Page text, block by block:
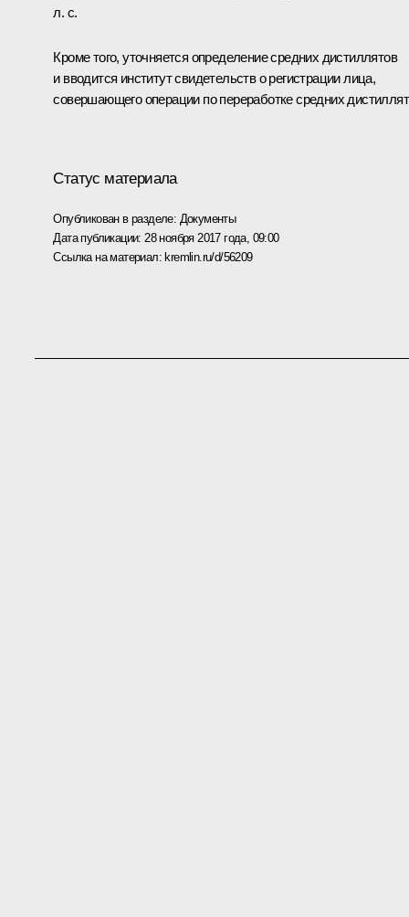
л. с.
Кроме того, уточняется определение средних дистиллятов
и вводится институт свидетельств о регистрации лица,
совершающего операции по переработке средних
Статус материала
Опубликован в разделе: Документы
Дата публикации: 28 ноября 2017 года, 09:00
Ссылка на материал: kremlin.ru/d/56209